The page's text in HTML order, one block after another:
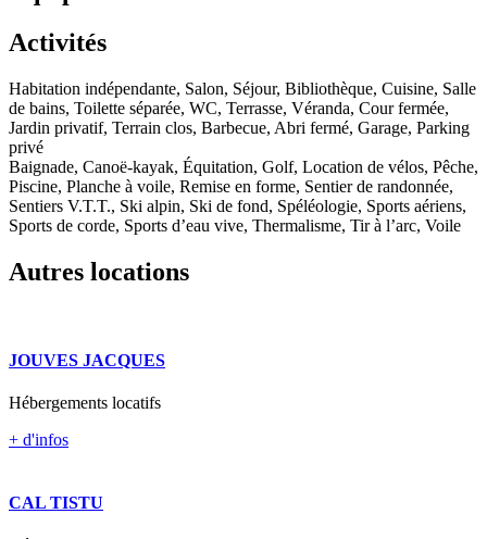
Activités
Habitation indépendante, Salon, Séjour, Bibliothèque, Cuisine, Salle
de bains, Toilette séparée, WC, Terrasse, Véranda, Cour fermée,
Jardin privatif, Terrain clos, Barbecue, Abri fermé, Garage, Parking
privé
Baignade, Canoë-kayak, Équitation, Golf, Location de vélos, Pêche,
Piscine, Planche à voile, Remise en forme, Sentier de randonnée,
Sentiers V.T.T., Ski alpin, Ski de fond, Spéléologie, Sports aériens,
Sports de corde, Sports d’eau vive, Thermalisme, Tir à l’arc, Voile
Autres locations
JOUVES JACQUES
Hébergements locatifs
+ d'infos
CAL TISTU